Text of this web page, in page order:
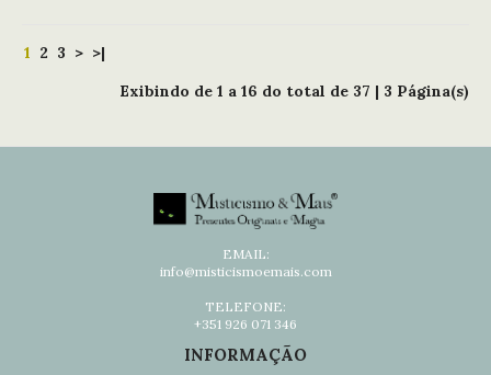
1 2 3 > >|
Exibindo de 1 a 16 do total de 37 | 3 Página(s)
EMAIL:
info@misticismoemais.com
TELEFONE:
+351 926 071 346
INFORMAÇÃO